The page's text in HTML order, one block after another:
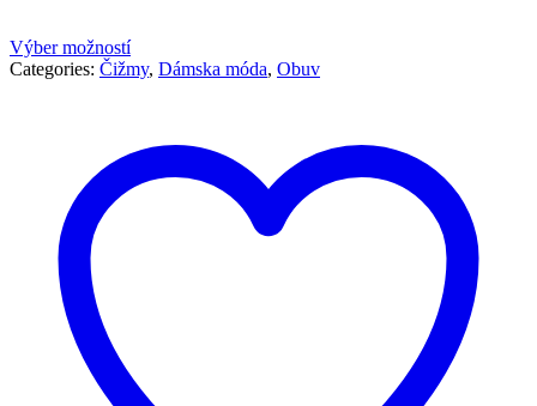
Výber možností
Categories: Čižmy, Dámska móda, Obuv